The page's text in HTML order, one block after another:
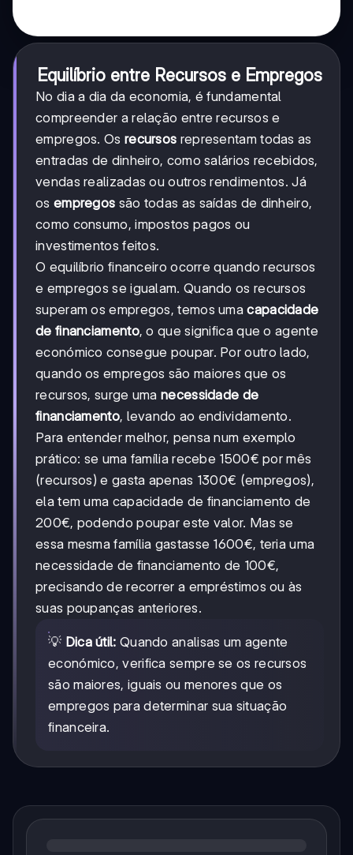
Equilíbrio entre Recursos e Empregos
No dia a dia da economia, é fundamental
compreender a relação entre recursos e
empregos. Os recursos representam todas as
entradas de dinheiro, como salários recebidos,
vendas realizadas ou outros rendimentos. Já
os empregos são todas as saídas de dinheiro,
como consumo, impostos pagos ou
investimentos feitos.
O equilíbrio financeiro ocorre quando recursos
e empregos se igualam. Quando os recursos
superam os empregos, temos umacapacidade
de financiamento, o que significa que o agente
económico consegue poupar. Por outro lado,
quando os empregos são maiores que os
recursos, surge umanecessidade de
financiamento, levando ao endividamento.
Para entender melhor, pensa num exemplo
prático: se uma família recebe 1500€ por mês
(recursos) e gasta apenas 1300€ (empregos),
ela tem uma capacidade de financiamento de
200€, podendo poupar este valor. Mas se
essa mesma família gastasse 1600€, teria uma
necessidade de financiamento de 100€,
precisando de recorrer a empréstimos ou às
suas poupanças anteriores.
💡 Dica útil: Quando analisas um agente
económico, verifica sempre se os recursos
são maiores, iguais ou menores que os
empregos para determinar sua situação
financeira.